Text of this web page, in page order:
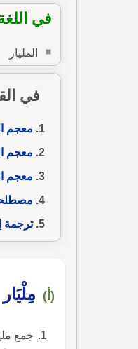
في
المليار
في
معجم
معجم
معجم
ترجمة
(أ) مِلْيَار
جمع